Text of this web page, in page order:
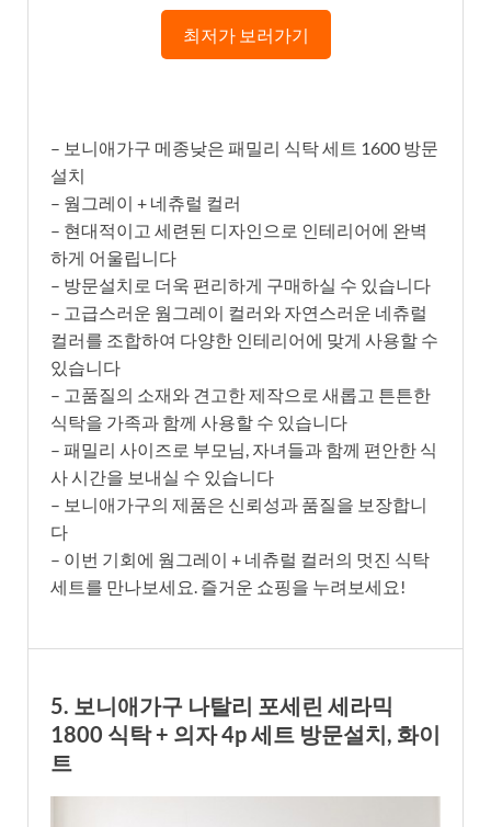
최저가 보러가기
– 보니애가구 메종낮은 패밀리 식탁 세트 1600 방문
설치
– 웜그레이 + 네츄럴 컬러
– 현대적이고 세련된 디자인으로 인테리어에 완벽
하게 어울립니다
– 방문설치로 더욱 편리하게 구매하실 수 있습니다
– 고급스러운 웜그레이 컬러와 자연스러운 네츄럴
컬러를 조합하여 다양한 인테리어에 맞게 사용할 수
있습니다
– 고품질의 소재와 견고한 제작으로 새롭고 튼튼한
식탁을 가족과 함께 사용할 수 있습니다
– 패밀리 사이즈로 부모님, 자녀들과 함께 편안한 식
사 시간을 보내실 수 있습니다
– 보니애가구의 제품은 신뢰성과 품질을 보장합니
다
– 이번 기회에 웜그레이 + 네츄럴 컬러의 멋진 식탁
세트를 만나보세요. 즐거운 쇼핑을 누려보세요!
5. 보니애가구 나탈리 포세린 세라믹
1800 식탁 + 의자 4p 세트 방문설치, 화이
트